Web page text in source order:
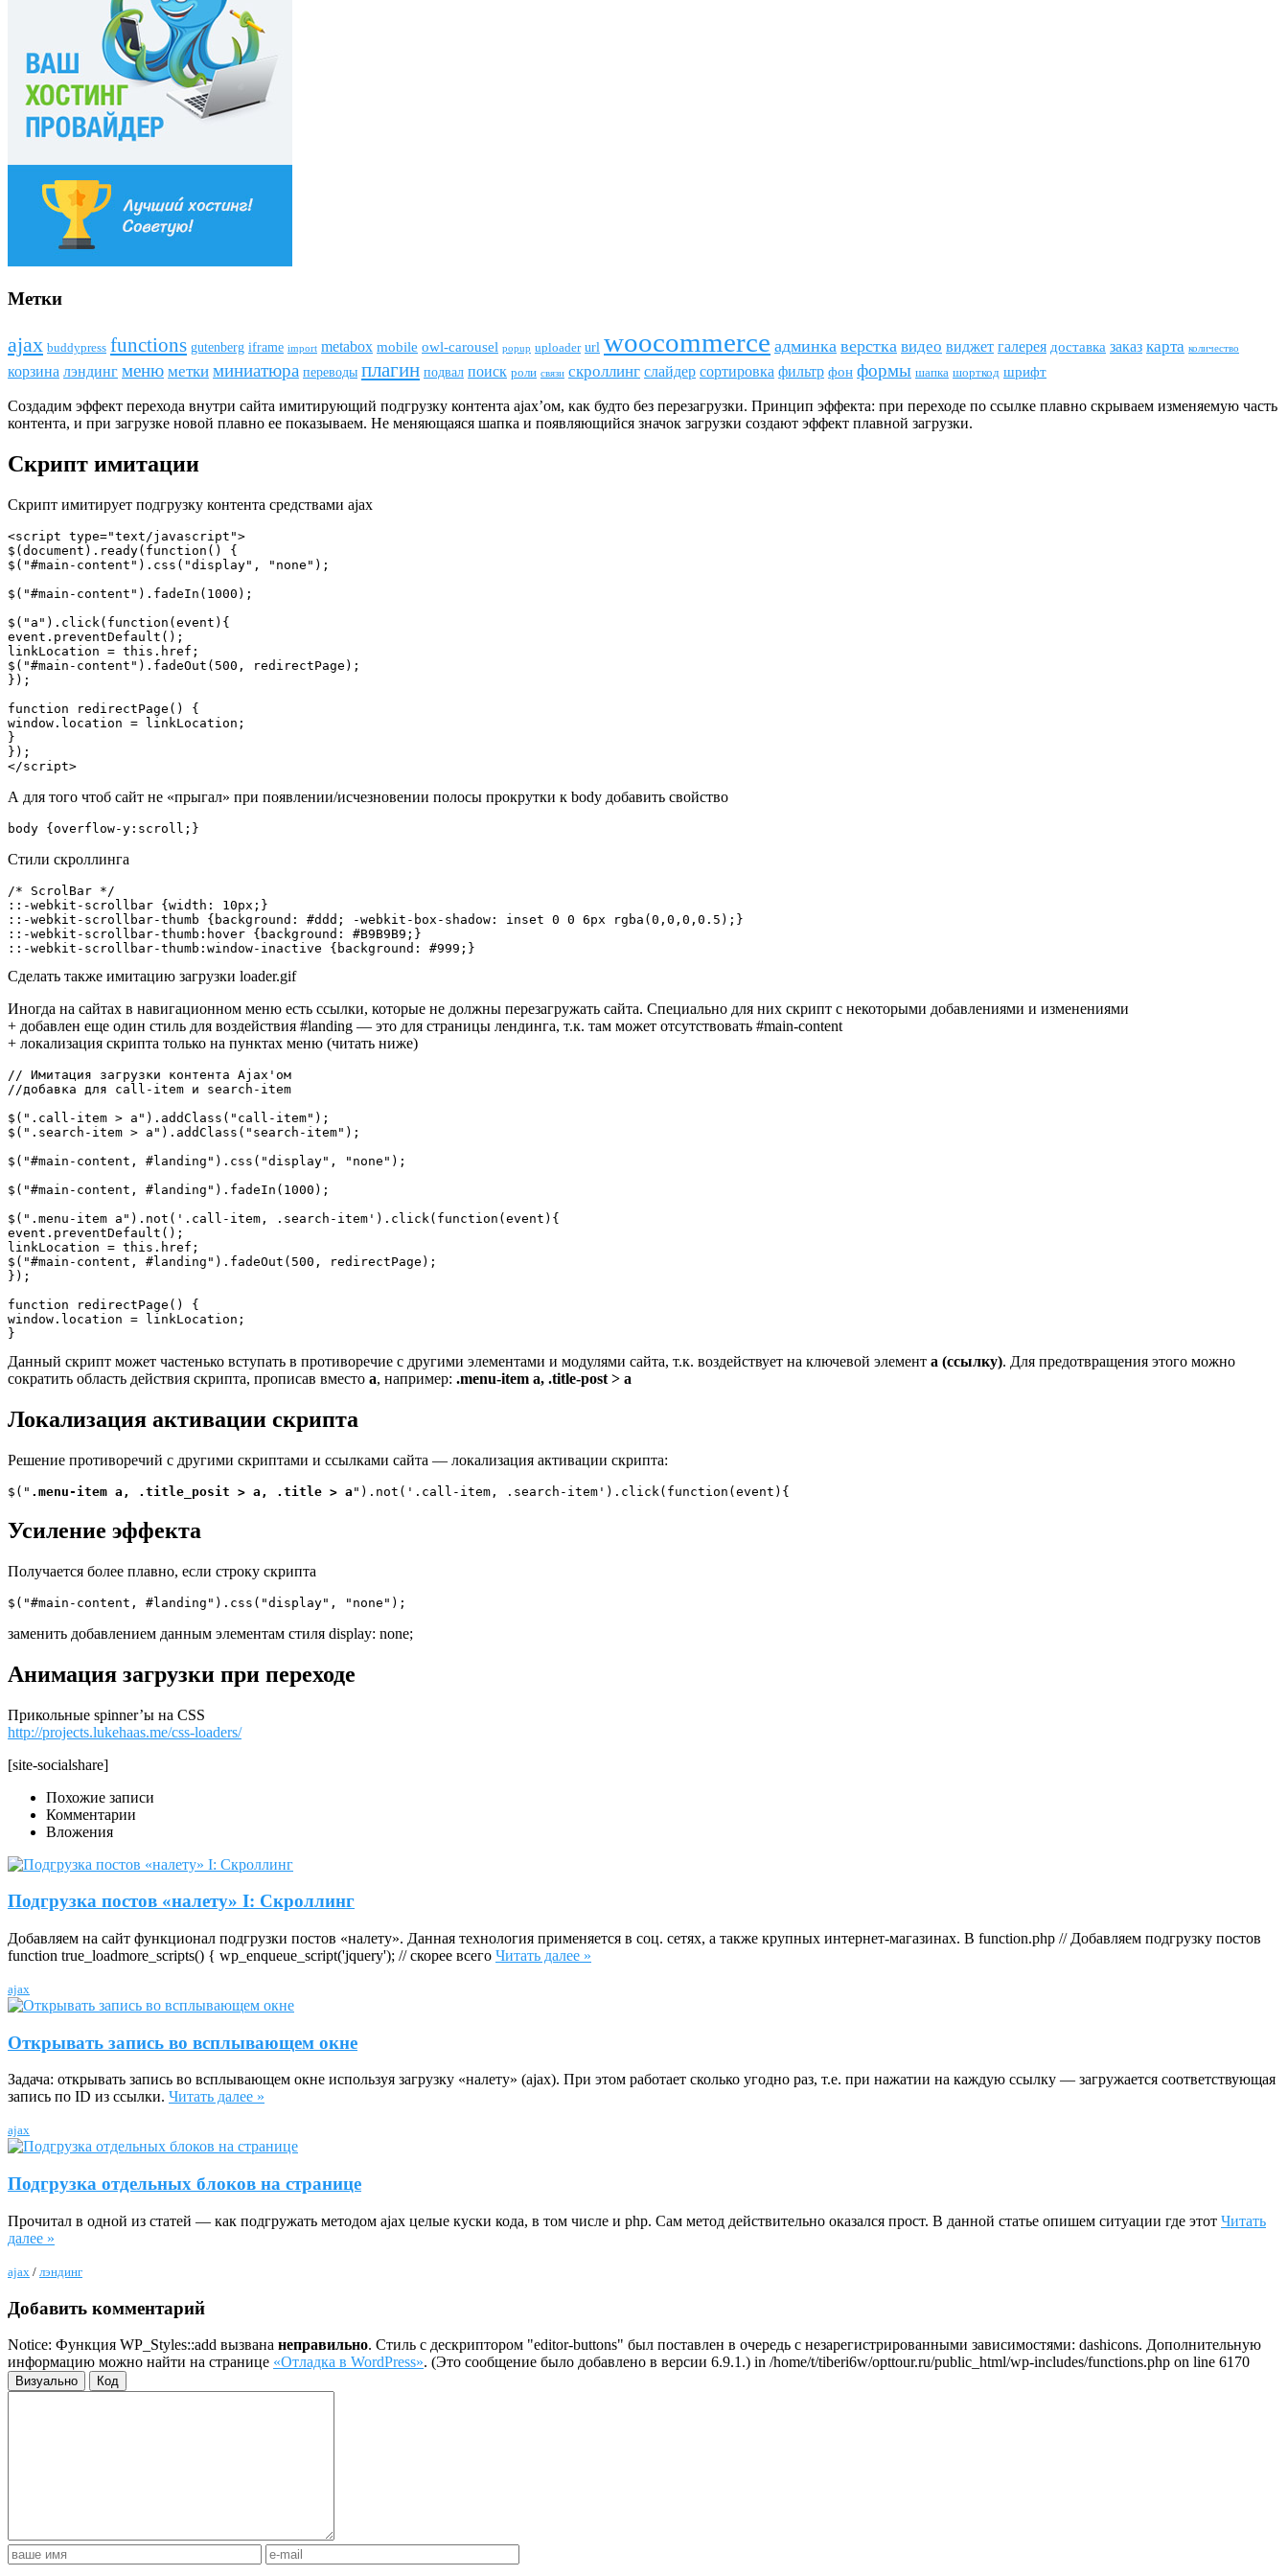
Метки
ajax buddypress funсtions gutenberg iframe import metabox mobile owl-carousel popup uploader url woocommerce админка верстка видео виджет галерея доставка заказ карта количество
корзина лэндинг меню метки миниатюра переводы плагин подвал поиск роли связи скроллинг слайдер сортировка фильтр фон формы шапка шорткод шрифт
Создадим эффект перехода внутри сайта имитирующий подгрузку контента ajax’ом, как будто без перезагрузки. Принцип эффекта: при переходе по ссылке плавно скрываем изменяемую часть
контента, и при загрузке новой плавно ее показываем. Не меняющаяся шапка и появляющийся значок загрузки создают эффект плавной загрузки.
Скрипт имитации
Скрипт имитирует подгрузку контента средствами ajax
<script type="text/javascript">
$(document).ready(function() {
$("#main-content").css("display", "none");
$("#main-content").fadeIn(1000);
$("a").click(function(event){
event.preventDefault();
linkLocation = this.href;
$("#main-content").fadeOut(500, redirectPage);
});
function redirectPage() {
window.location = linkLocation;
}
});
</script>
А для того чтоб сайт не «прыгал» при появлении/исчезновении полосы прокрутки к body добавить свойство
body {overflow-y:scroll;}
Стили скроллинга
/* ScrolBar */
::-webkit-scrollbar {width: 10px;}
::-webkit-scrollbar-thumb {background: #ddd; -webkit-box-shadow: inset 0 0 6px rgba(0,0,0,0.5);}
::-webkit-scrollbar-thumb:hover {background: #B9B9B9;}
::-webkit-scrollbar-thumb:window-inactive {background: #999;}
Сделать также имитацию загрузки loader.gif
Иногда на сайтах в навигационном меню есть ссылки, которые не должны перезагружать сайта. Специально для них скрипт с некоторыми добавлениями и изменениями
+ добавлен еще один стиль для воздействия #landing — это для страницы лендинга, т.к. там может отсутствовать #main-content
+ локализация скрипта только на пунктах меню (читать ниже)
// Имитация загрузки контента Ajax'ом
//добавка для call-item и search-item
$(".call-item > a").addClass("call-item");
$(".search-item > a").addClass("search-item");
$("#main-content, #landing").css("display", "none");
$("#main-content, #landing").fadeIn(1000);
$(".menu-item a").not('.call-item, .search-item').click(function(event){
event.preventDefault();
linkLocation = this.href;
$("#main-content, #landing").fadeOut(500, redirectPage);
});
function redirectPage() {
window.location = linkLocation;
}
Данный скрипт может частенько вступать в противоречие с другими элементами и модулями сайта, т.к. воздействует на ключевой элемент a (ссылку). Для предотвращения этого можно
сократить область действия скрипта, прописав вместо a, например: .menu-item a, .title-post > a
Локализация активации скрипта
Решение противоречий с другими скриптами и ссылками сайта — локализация активации скрипта:
$(" .menu-item a, .title_posit > a, .title > a ").not('.call-item, .search-item').click(function(event){
Усиление эффекта
Получается более плавно, если строку скрипта
$("#main-content, #landing").css("display", "none");
заменить добавлением данным элементам стиля display: none;
Анимация загрузки при переходе
Прикольные spinner’ы на CSS
http://projects.lukehaas.me/css-loaders/
[site-socialshare]
Похожие записи
Комментарии
Вложения
Подгрузка постов «налету» I: Скроллинг
Добавляем на сайт функционал подгрузки постов «налету». Данная технология применяется в соц. сетях, а также крупных интернет-магазинах. В funсtion.php // Добавляем подгрузку постов
function true_loadmore_scripts() { wp_enqueue_script('jquery'); // скорее всего Читать далее »
ajax
Открывать запись во всплывающем окне
Задача: открывать запись во всплывающем окне используя загрузку «налету» (ajax). При этом работает сколько угодно раз, т.е. при нажатии на каждую ссылку — загружается соответствующая
запись по ID из ссылки. Читать далее »
ajax
Подгрузка отдельных блоков на странице
Прочитал в одной из статей — как подгружать методом ajax целые куски кода, в том числе и php. Сам метод действительно оказался прост. В данной статье опишем ситуации где этот Читать
далее »
ajax / лэндинг
Добавить комментарий
Notice: Функция WP_Styles::add вызвана неправильно. Стиль с дескриптором "editor-buttons" был поставлен в очередь с незарегистрированными зависимостями: dashicons. Дополнительную
информацию можно найти на странице «Отладка в WordPress». (Это сообщение было добавлено в версии 6.9.1.) in /home/t/tiberi6w/opttour.ru/public_html/wp-includes/functions.php on line 6170
Визуально Код